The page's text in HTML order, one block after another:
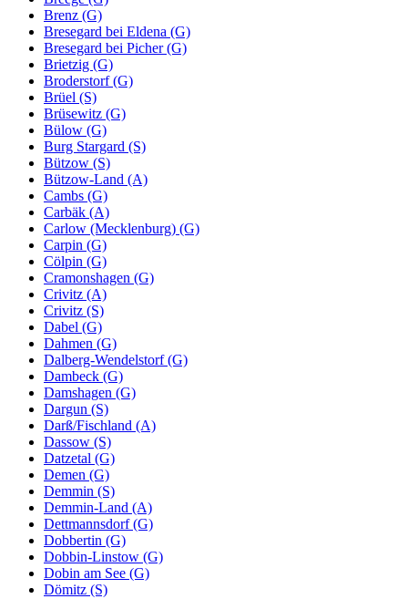
Brenz (G)
Bresegard bei Eldena (G)
Bresegard bei Picher (G)
Brietzig (G)
Broderstorf (G)
Brüel (S)
Brüsewitz (G)
Bülow (G)
Burg Stargard (S)
Bützow (S)
Bützow-Land (A)
Cambs (G)
Carbäk (A)
Carlow (Mecklenburg) (G)
Carpin (G)
Cölpin (G)
Cramonshagen (G)
Crivitz (A)
Crivitz (S)
Dabel (G)
Dahmen (G)
Dalberg-Wendelstorf (G)
Dambeck (G)
Damshagen (G)
Dargun (S)
Darß/Fischland (A)
Dassow (S)
Datzetal (G)
Demen (G)
Demmin (S)
Demmin-Land (A)
Dettmannsdorf (G)
Dobbertin (G)
Dobbin-Linstow (G)
Dobin am See (G)
Dömitz (S)